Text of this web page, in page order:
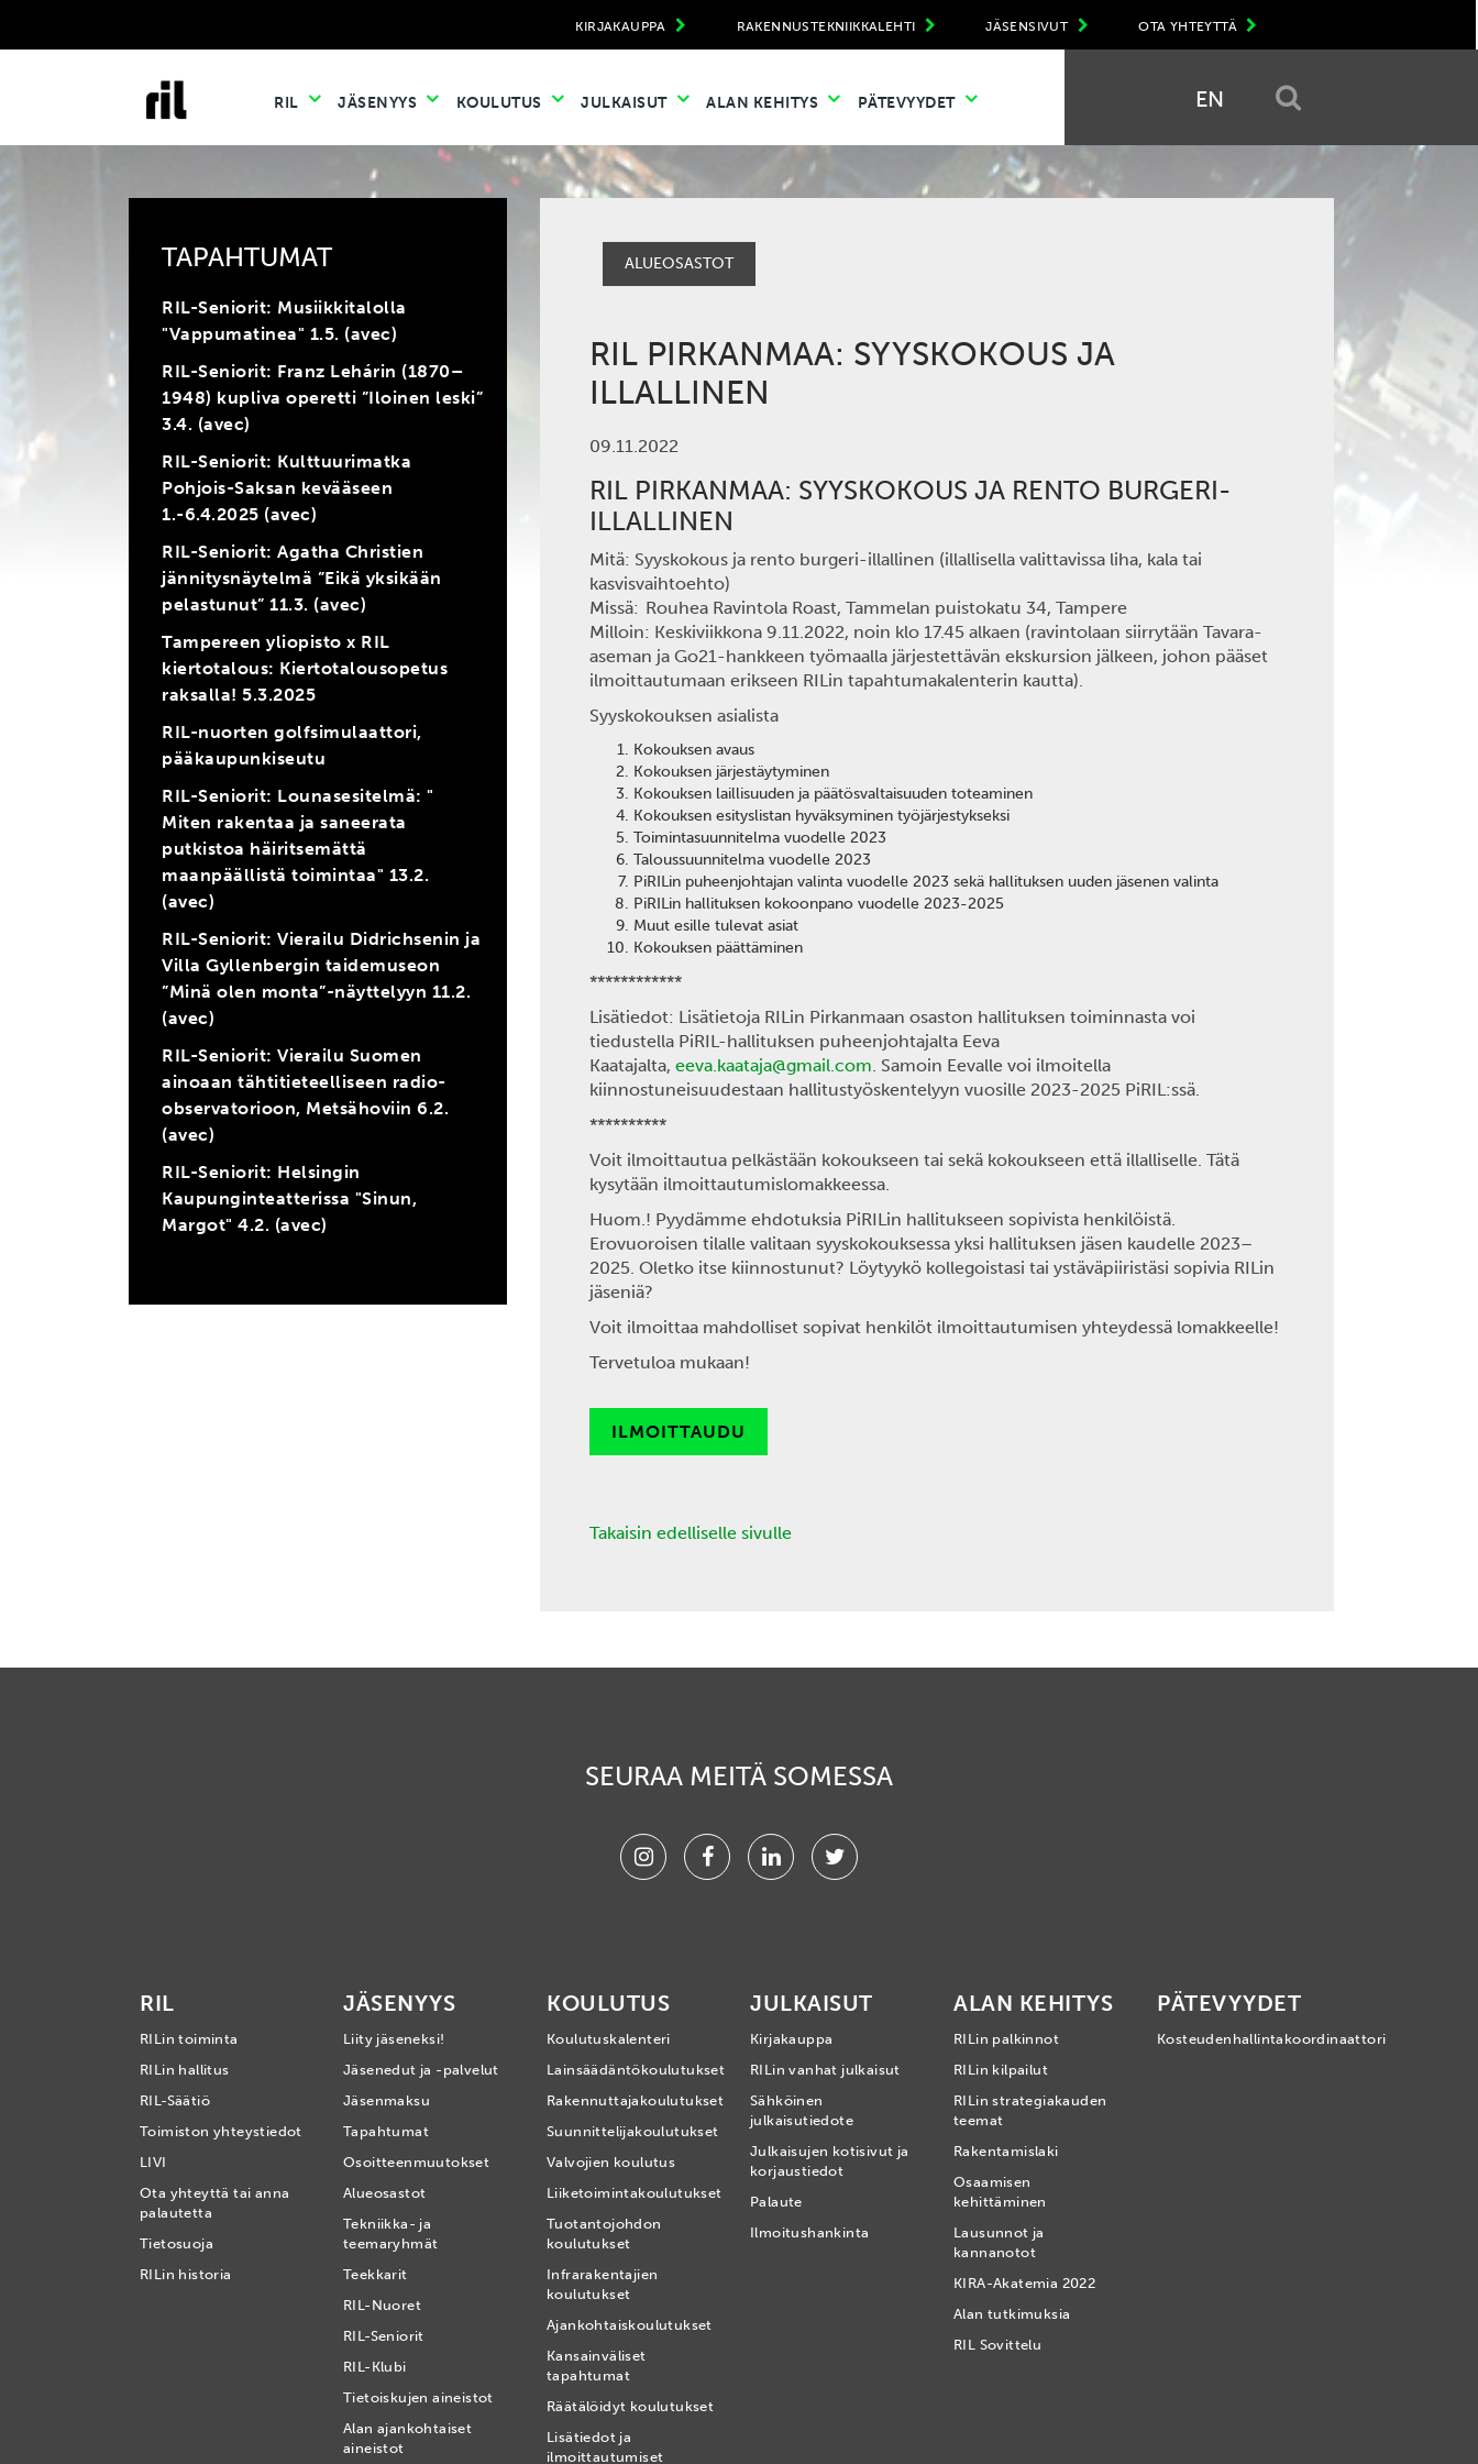
OTA YHTEYTTÄ
JÄSENSIVUT
RAKENNUSTEKNIIKKALEHTI
KIRJAKAUPPA
RIL JÄSENYYS KOULUTUS JULKAISUT ALAN KEHITYS PÄTEVYYDET EN
TAPAHTUMAT
RIL-Seniorit: Musiikkitalolla
"Vappumatinea" 1.5. (avec)
RIL-Seniorit: Franz Lehárin (1870–
1948) kupliva operetti ”Iloinen leski”
3.4. (avec)
RIL-Seniorit: Kulttuurimatka
Pohjois-Saksan kevääseen
1.-6.4.2025 (avec)
RIL-Seniorit: Agatha Christien
jännitysnäytelmä ”Eikä yksikään
pelastunut” 11.3. (avec)
Tampereen yliopisto x RIL
kiertotalous: Kiertotalousopetus
raksalla! 5.3.2025
RIL-nuorten golfsimulaattori,
pääkaupunkiseutu
RIL-Seniorit: Lounasesitelmä: "
Miten rakentaa ja saneerata
putkistoa häiritsemättä
maanpäällistä toimintaa" 13.2.
(avec)
RIL-Seniorit: Vierailu Didrichsenin ja
Villa Gyllenbergin taidemuseon
”Minä olen monta”-näyttelyyn 11.2.
(avec)
RIL-Seniorit: Vierailu Suomen
ainoaan tähtitieteelliseen radio-
observatorioon, Metsähoviin 6.2.
(avec)
RIL-Seniorit: Helsingin
Kaupunginteatterissa "Sinun,
Margot" 4.2. (avec)
ALUEOSASTOT
RIL PIRKANMAA: SYYSKOKOUS JA
ILLALLINEN
09.11.2022
RIL PIRKANMAA: SYYSKOKOUS JA RENTO BURGERI-
ILLALLINEN
Mitä: Syyskokous ja rento burgeri-illallinen (illallisella valittavissa liha, kala tai
kasvisvaihtoehto)
Missä: Rouhea Ravintola Roast, Tammelan puistokatu 34, Tampere
Milloin: Keskiviikkona 9.11.2022, noin klo 17.45 alkaen (ravintolaan siirrytään Tavara-
aseman ja Go21-hankkeen työmaalla järjestettävän ekskursion jälkeen, johon pääset
ilmoittautumaan erikseen RILin tapahtumakalenterin kautta).
Syyskokouksen asialista
Kokouksen avaus
Kokouksen järjestäytyminen
Kokouksen laillisuuden ja päätösvaltaisuuden toteaminen
Kokouksen esityslistan hyväksyminen työjärjestykseksi
Toimintasuunnitelma vuodelle 2023
Taloussuunnitelma vuodelle 2023
PiRILin puheenjohtajan valinta vuodelle 2023 sekä hallituksen uuden jäsenen valinta
PiRILin hallituksen kokoonpano vuodelle 2023-2025
Muut esille tulevat asiat
Kokouksen päättäminen
************
Lisätiedot: Lisätietoja RILin Pirkanmaan osaston hallituksen toiminnasta voi
tiedustella PiRIL-hallituksen puheenjohtajalta Eeva
Kaatajalta,eeva.kaataja@gmail.com. Samoin Eevalle voi ilmoitella
kiinnostuneisuudestaan hallitustyöskentelyyn vuosille 2023-2025 PiRIL:ssä.
**********
Voit ilmoittautua pelkästään kokoukseen tai sekä kokoukseen että illalliselle. Tätä
kysytään ilmoittautumislomakkeessa.
Huom.! Pyydämme ehdotuksia PiRILin hallitukseen sopivista henkilöistä.
Erovuoroisen tilalle valitaan syyskokouksessa yksi hallituksen jäsen kaudelle 2023–
2025. Oletko itse kiinnostunut? Löytyykö kollegoistasi tai ystäväpiiristäsi sopivia RILin
jäseniä?
Voit ilmoittaa mahdolliset sopivat henkilöt ilmoittautumisen yhteydessä lomakkeelle!
Tervetuloa mukaan!
ILMOITTAUDU
Takaisin edelliselle sivulle
SEURAA MEITÄ SOMESSA
InstagramFacebookLinkedinTwitter
RIL
RILin toiminta
RILin hallitus
RIL-Säätiö
Toimiston yhteystiedot
LIVI
Ota yhteyttä tai anna
palautetta
Tietosuoja
RILin historia
JÄSENYYS
Liity jäseneksi!
Jäsenedut ja -palvelut
Jäsenmaksu
Tapahtumat
Osoitteenmuutokset
Alueosastot
Tekniikka- ja
teemaryhmät
Teekkarit
RIL-Nuoret
RIL-Seniorit
RIL-Klubi
Tietoiskujen aineistot
Alan ajankohtaiset
aineistot
KOULUTUS
Koulutuskalenteri
Lainsäädäntökoulutukset
Rakennuttajakoulutukset
Suunnittelijakoulutukset
Valvojien koulutus
Liiketoimintakoulutukset
Tuotantojohdon
koulutukset
Infrarakentajien
koulutukset
Ajankohtaiskoulutukset
Kansainväliset
tapahtumat
Räätälöidyt koulutukset
Lisätiedot ja
ilmoittautumiset
JULKAISUT
Kirjakauppa
RILin vanhat julkaisut
Sähköinen
julkaisutiedote
Julkaisujen kotisivut ja
korjaustiedot
Palaute
Ilmoitushankinta
ALAN KEHITYS
RILin palkinnot
RILin kilpailut
RILin strategiakauden
teemat
Rakentamislaki
Osaamisen
kehittäminen
Lausunnot ja
kannanotot
KIRA-Akatemia 2022
Alan tutkimuksia
RIL Sovittelu
PÄTEVYYDET
Kosteudenhallintakoordinaattori